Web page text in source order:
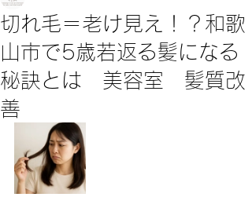
切れ毛＝老け見え！？和歌
山市で5歳若返る髪になる
秘訣とは 美容室 髪質改
善